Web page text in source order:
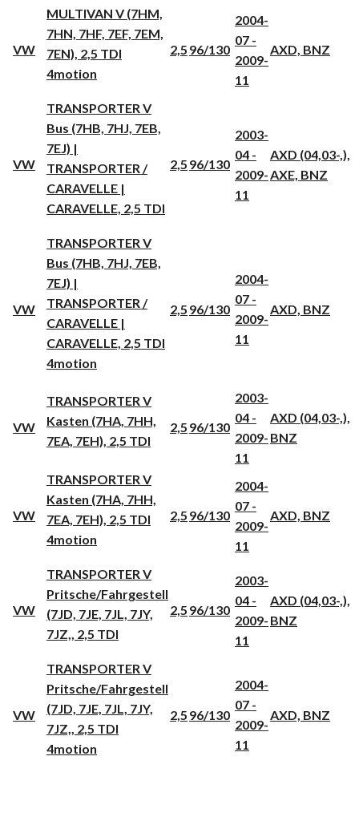
VW
MULTIVAN V (7HM,
7HN, 7HF, 7EF, 7EM,
7EN), 2,5 TDI
4motion
2,5 96/130
2004-
07 -
2009-
11
AXD, BNZ
VW
TRANSPORTER V
Bus (7HB, 7HJ, 7EB,
7EJ) |
TRANSPORTER /
CARAVELLE |
CARAVELLE, 2,5 TDI
2,5 96/130
2003-
04 -
2009-
11
AXD (04,03-,),
AXE, BNZ
VW
TRANSPORTER V
Bus (7HB, 7HJ, 7EB,
7EJ) |
TRANSPORTER /
CARAVELLE |
CARAVELLE, 2,5 TDI
4motion
2,5 96/130
2004-
07 -
2009-
11
AXD, BNZ
VW
TRANSPORTER V
Kasten (7HA, 7HH,
7EA, 7EH), 2,5 TDI
2,5 96/130
2003-
04 -
2009-
11
AXD (04,03-,),
BNZ
VW
TRANSPORTER V
Kasten (7HA, 7HH,
7EA, 7EH), 2,5 TDI
4motion
2,5 96/130
2004-
07 -
2009-
11
AXD, BNZ
VW
TRANSPORTER V
Pritsche/Fahrgestell
(7JD, 7JE, 7JL, 7JY,
7JZ,, 2,5 TDI
2,5 96/130
2003-
04 -
2009-
11
AXD (04,03-,),
BNZ
VW
TRANSPORTER V
Pritsche/Fahrgestell
(7JD, 7JE, 7JL, 7JY,
7JZ,, 2,5 TDI
4motion
2,5 96/130
2004-
07 -
2009-
11
AXD, BNZ